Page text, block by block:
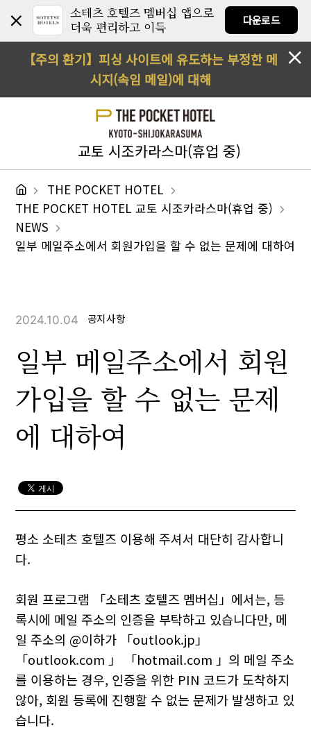
소테츠 호텔즈 멤버십 앱으로
더욱 편리하고 이득
다운로드
【주의 환기】피싱 사이트에 유도하는 부정한 메
시지(속임 메일)에 대해
교토 시조카라스마(휴업 중)
THE POCKET HOTEL
THE POCKET HOTEL 교토 시조카라스마(휴업 중)
NEWS
일부 메일주소에서 회원가입을 할 수 없는 문제에 대하여
2024.10.04 공지사항
일부 메일주소에서 회원
가입을 할 수 없는 문제
에 대하여
평소 소테츠 호텔즈 이용해 주셔서 대단히 감사합니
다.
회원 프로그램 「소테츠 호텔즈 멤버십」에서는, 등
록시에 메일 주소의 인증을 부탁하고 있습니다만, 메
일 주소의 @이하가 「outlook.jp」
「outlook.com 」 「hotmail.com 」의 메일 주소
를 이용하는 경우, 인증을 위한 PIN 코드가 도착하지
않아, 회원 등록에 진행할 수 없는 문제가 발생하고 있
습니다.